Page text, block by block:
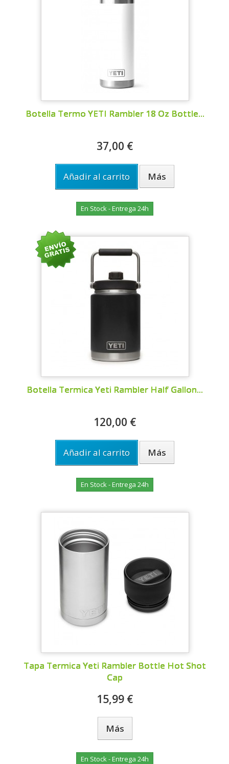
Botella Termo YETI Rambler 18 Oz Bottle...
37,00 €
Añadir al carrito Más
En Stock - Entrega 24h
Botella Termica Yeti Rambler Half Gallon...
120,00 €
Añadir al carrito Más
En Stock - Entrega 24h
Tapa Termica Yeti Rambler Bottle Hot Shot
Cap
15,99 €
Más
En Stock - Entrega 24h